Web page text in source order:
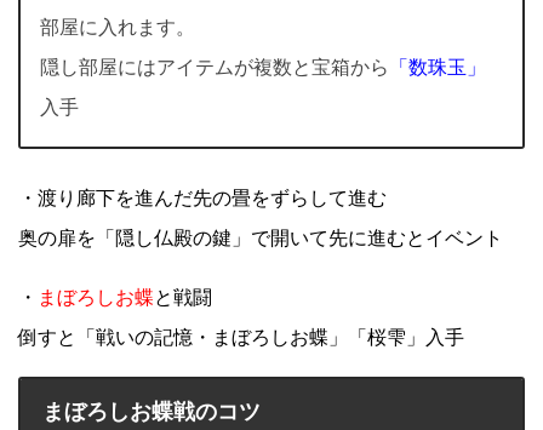
部屋に入れます。
隠し部屋にはアイテムが複数と宝箱から
「数珠玉」
入手
・渡り廊下を進んだ先の畳をずらして進む
奥の扉を「隠し仏殿の鍵」で開いて先に進むとイベント
・ まぼろしお蝶と戦闘
倒すと「戦いの記憶・まぼろしお蝶」「桜雫」入手
まぼろしお蝶戦のコツ